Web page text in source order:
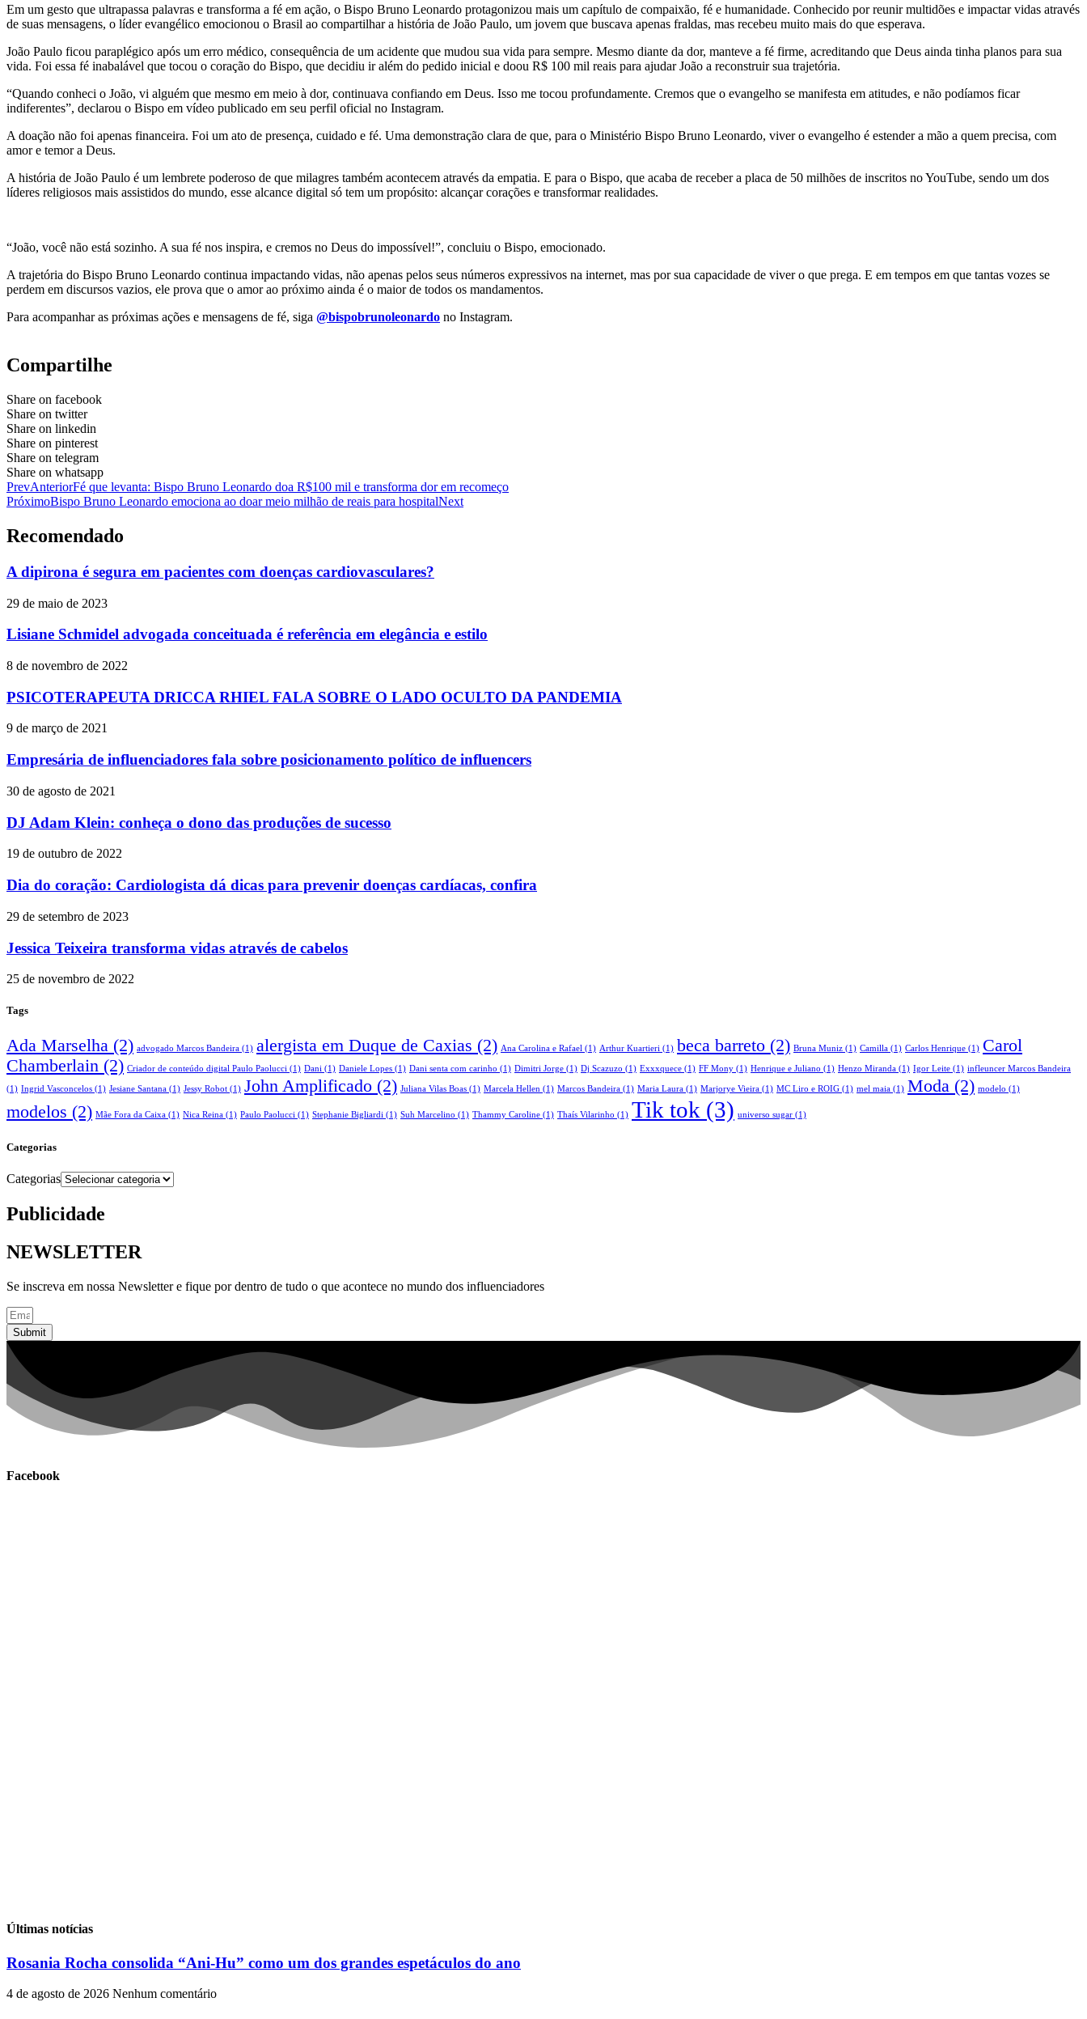
Em um gesto que ultrapassa palavras e transforma a fé em ação, o Bispo Bruno Leonardo protagonizou mais um capítulo de compaixão, fé e humanidade. Conhecido por reunir multidões e impactar vidas através
de suas mensagens, o líder evangélico emocionou o Brasil ao compartilhar a história de João Paulo, um jovem que buscava apenas fraldas, mas recebeu muito mais do que esperava.
João Paulo ficou paraplégico após um erro médico, consequência de um acidente que mudou sua vida para sempre. Mesmo diante da dor, manteve a fé firme, acreditando que Deus ainda tinha planos para sua
vida. Foi essa fé inabalável que tocou o coração do Bispo, que decidiu ir além do pedido inicial e doou R$ 100 mil reais para ajudar João a reconstruir sua trajetória.
“Quando conheci o João, vi alguém que mesmo em meio à dor, continuava confiando em Deus. Isso me tocou profundamente. Cremos que o evangelho se manifesta em atitudes, e não podíamos ficar
indiferentes”, declarou o Bispo em vídeo publicado em seu perfil oficial no Instagram.
A doação não foi apenas financeira. Foi um ato de presença, cuidado e fé. Uma demonstração clara de que, para o Ministério Bispo Bruno Leonardo, viver o evangelho é estender a mão a quem precisa, com
amor e temor a Deus.
A história de João Paulo é um lembrete poderoso de que milagres também acontecem através da empatia. E para o Bispo, que acaba de receber a placa de 50 milhões de inscritos no YouTube, sendo um dos
líderes religiosos mais assistidos do mundo, esse alcance digital só tem um propósito: alcançar corações e transformar realidades.
“João, você não está sozinho. A sua fé nos inspira, e cremos no Deus do impossível!”, concluiu o Bispo, emocionado.
A trajetória do Bispo Bruno Leonardo continua impactando vidas, não apenas pelos seus números expressivos na internet, mas por sua capacidade de viver o que prega. E em tempos em que tantas vozes se
perdem em discursos vazios, ele prova que o amor ao próximo ainda é o maior de todos os mandamentos.
Para acompanhar as próximas ações e mensagens de fé, siga @bispobrunoleonardo no Instagram.
Compartilhe
Share on facebook
Share on twitter
Share on linkedin
Share on pinterest
Share on telegram
Share on whatsapp
PrevAnteriorFé que levanta: Bispo Bruno Leonardo doa R$100 mil e transforma dor em recomeço
PróximoBispo Bruno Leonardo emociona ao doar meio milhão de reais para hospitalNext
Recomendado
A dipirona é segura em pacientes com doenças cardiovasculares?
29 de maio de 2023
Lisiane Schmidel advogada conceituada é referência em elegância e estilo
8 de novembro de 2022
PSICOTERAPEUTA DRICCA RHIEL FALA SOBRE O LADO OCULTO DA PANDEMIA
9 de março de 2021
Empresária de influenciadores fala sobre posicionamento político de influencers
30 de agosto de 2021
DJ Adam Klein: conheça o dono das produções de sucesso
19 de outubro de 2022
Dia do coração: Cardiologista dá dicas para prevenir doenças cardíacas, confira
29 de setembro de 2023
Jessica Teixeira transforma vidas através de cabelos
25 de novembro de 2022
Tags
Ada Marselha (2) advogado Marcos Bandeira (1) alergista em Duque de Caxias (2) Ana Carolina e Rafael (1) Arthur Kuartieri (1) beca barreto (2) Bruna Muniz (1) Camilla (1) Carlos Henrique (1) Carol
Chamberlain (2) Criador de conteúdo digital Paulo Paolucci (1) Dani (1) Daniele Lopes (1) Dani senta com carinho (1) Dimitri Jorge (1) Dj Scazuzo (1) Exxxquece (1) FF Mony (1) Henrique e Juliano (1) Henzo Miranda (1) Igor Leite (1) infleuncer Marcos Bandeira
(1) Ingrid Vasconcelos (1) Jesiane Santana (1) Jessy Robot (1) John Amplificado (2) Juliana Vilas Boas (1) Marcela Hellen (1) Marcos Bandeira (1) Maria Laura (1) Marjorye Vieira (1) MC Liro e ROIG (1) mel maia (1) Moda (2) modelo (1)
modelos (2) Mãe Fora da Caixa (1) Nica Reina (1) Paulo Paolucci (1) Stephanie Bigliardi (1) Suh Marcelino (1) Thammy Caroline (1) Thaís Vilarinho (1) Tik tok (3) universo sugar (1)
Categorias
Categorias
Publicidade
NEWSLETTER
Se inscreva em nossa Newsletter e fique por dentro de tudo o que acontece no mundo dos influenciadores
Submit
Facebook
Últimas notícias
Rosania Rocha consolida “Ani-Hu” como um dos grandes espetáculos do ano
4 de agosto de 2026 Nenhum comentário